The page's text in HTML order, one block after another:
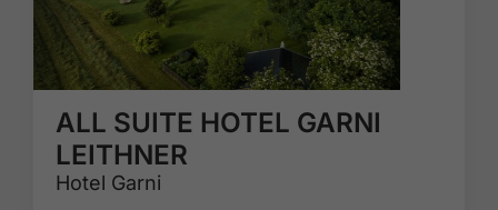
ALL SUITE HOTEL GARNI
LEITHNER
Hotel Garni